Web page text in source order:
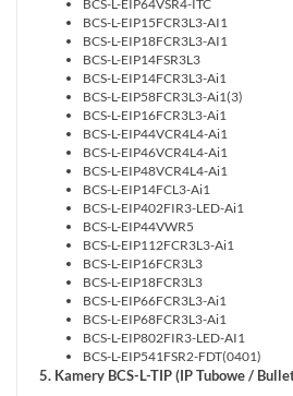
BCS-L-EIP64VSR4-ITC
BCS-L-EIP15FCR3L3-AI1
BCS-L-EIP18FCR3L3-AI1
BCS-L-EIP14FSR3L3
BCS-L-EIP14FCR3L3-Ai1
BCS-L-EIP58FCR3L3-Ai1(3)
BCS-L-EIP16FCR3L3-Ai1
BCS-L-EIP44VCR4L4-Ai1
BCS-L-EIP46VCR4L4-Ai1
BCS-L-EIP48VCR4L4-Ai1
BCS-L-EIP14FCL3-Ai1
BCS-L-EIP402FIR3-LED-Ai1
BCS-L-EIP44VWR5
BCS-L-EIP112FCR3L3-Ai1
BCS-L-EIP16FCR3L3
BCS-L-EIP18FCR3L3
BCS-L-EIP66FCR3L3-Ai1
BCS-L-EIP68FCR3L3-Ai1
BCS-L-EIP802FIR3-LED-AI1
BCS-L-EIP541FSR2-FDT(0401)
5. Kamery BCS-L-TIP (IP Tubowe /